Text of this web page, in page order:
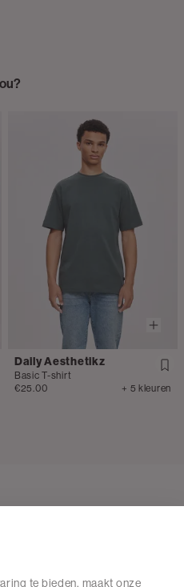
Daily Aesthetikz
Basic T-shirt
€25.00
+ 5 kleuren
te bieden, maakt onze